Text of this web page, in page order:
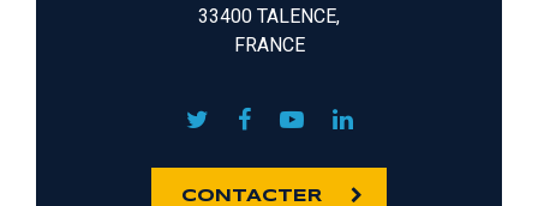
33400 TALENCE,
FRANCE
CONTACTER